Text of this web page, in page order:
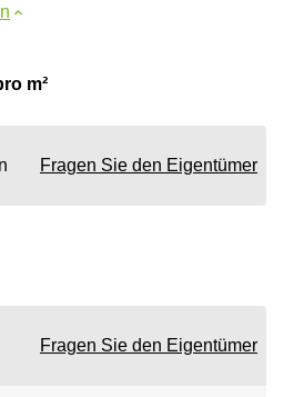
m²
Fragen Sie den Eigentümer
Fragen Sie den Eigentümer